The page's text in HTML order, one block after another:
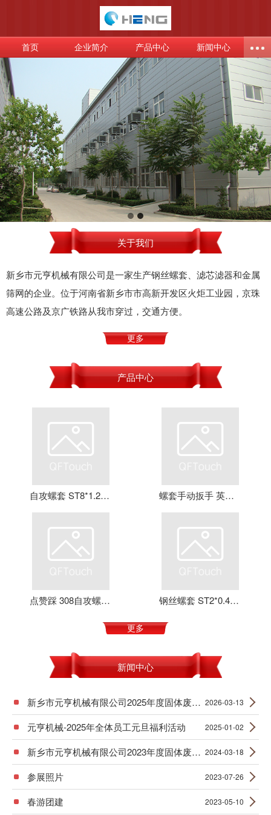
首页 企业简介 产品中心 新闻中心
关于我们
新乡市元亨机械有限公司是一家生产钢丝螺套、滤芯滤器和金属
筛网的企业。位于河南省新乡市市高新开发区火炬工业园，京珠
高速公路及京广铁路从我市穿过，交通方便。
更多
产品中心
自攻螺套 ST8*1.25*16 钢丝螺套 牙套 护套 元亨机械 螺套手动扳手 英制牙套扳手，钢丝螺套扳手 螺套工具
点赞踩 308自攻螺套 元亨机械 铝合金 不锈钢 可定制 加强螺纹 钢丝螺套 ST2*0.4*4 丝套 钢丝牙套 护套 元亨机械
更多
新闻中心
新乡市元亨机械有限公司2025年度固体废物产生信息公示 2026-03-13
元亨机械-2025年全体员工元旦福利活动 2025-01-02
新乡市元亨机械有限公司2023年度固体废物产生信息公示 2024-03-18
参展照片 2023-07-26
春游团建 2023-05-10